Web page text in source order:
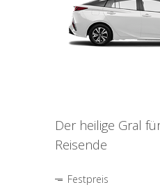
Der heilige Gral
Reisende
Festpreis